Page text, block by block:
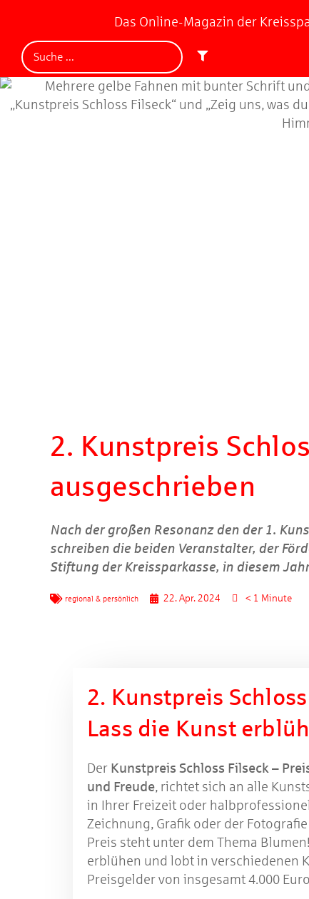
Das Online-Magazin der
2. Kunstpreis
ausgeschrieben
Nach der großen Resonanz den der 1.
schreiben die beiden Veranstalter, der
Stiftung der Kreissparkasse, in diesem
regional & persönlich 22. Apr. 2024 < 1 Minute
2. Kunstpreis
Lass die Kunst
Der Kunstpreis Schloss Filseck –
und Freude, richtet sich an alle
in Ihrer Freizeit oder
Zeichnung, Grafik oder der
Preis steht unter dem Thema
erblühen und lobt in verschiedenen
Preisgelder von insgesamt 4.000